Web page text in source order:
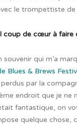
le trompettiste de
coup de cœur à faire
souvenir qui m’a
Blues & Brews
par la
endroit que je ne
fantastique, on
quelque chose,